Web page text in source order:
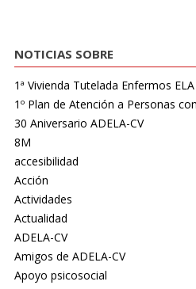
NOTICIAS SOBRE
1ª Vivienda Tutelada Enfermos ELA
1º Plan de Atención a Personas
30 Aniversario ADELA-CV
8M
accesibilidad
Acción
Actividades
Actualidad
ADELA-CV
Amigos de ADELA-CV
Apoyo psicosocial